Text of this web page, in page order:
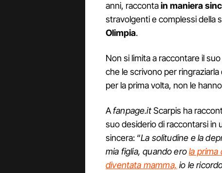
anni, raccontain maniera
stravolgenti e complessi della
Olimpia.
Non si limita a raccontare il
che le scrivono per
per la prima volta, non le
Afanpage.itScarpis ha
suo desiderio di raccontarsi in
sincera: “La solitudine e la
mia figlia, quando erola prima
diventata mamma, io le